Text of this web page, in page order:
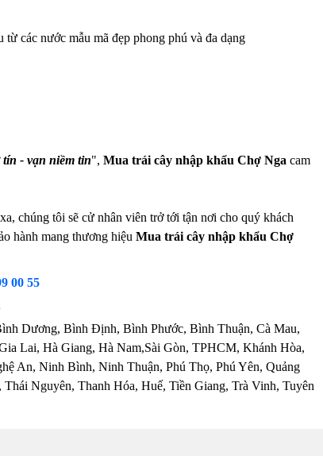
các nước mẫu mã đẹp phong phú và đa dạng
- vạn niềm tin", Mua trái cây nhập khẩu Chợ Nga cam
chúng tôi sẽ cử nhân viên trở tới tận nơi cho quý khách
hành mang thương hiệu Mua trái cây nhập khẩu Chợ
00 55
Dương, Bình Định, Bình Phước, Bình Thuận, Cà Mau,
Lai, Hà Giang, Hà Nam,Sài Gòn, TPHCM, Khánh Hòa,
An, Ninh Bình, Ninh Thuận, Phú Thọ, Phú Yên, Quảng
Nguyên, Thanh Hóa, Huế, Tiền Giang, Trà Vinh, Tuyên